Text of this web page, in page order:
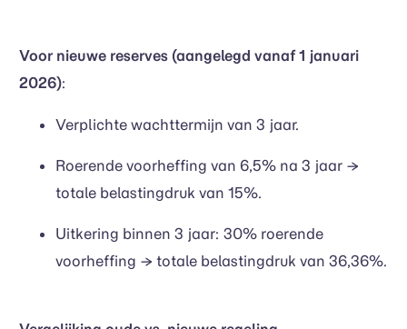
Voor nieuwe reserves (aangelegd vanaf 1 januari
2026):
Verplichte wachttermijn van 3 jaar.
Roerende voorheffing van 6,5% na 3 jaar →
totale belastingdruk van 15%.
Uitkering binnen 3 jaar: 30% roerende
voorheffing → totale belastingdruk van 36,36%.